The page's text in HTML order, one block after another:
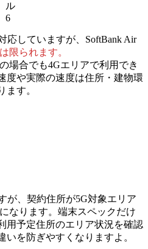
ル
6
応していますが、 SoftBank Air
限られます。
場合でも4Gエリアで利用でき
度や実際の速度は住所・建物環
ます。
が、契約住所が5G対象エリア
なります。端末スペックだけ
用予定住所のエリア状況を確認
いを防ぎやすくなりますよ。